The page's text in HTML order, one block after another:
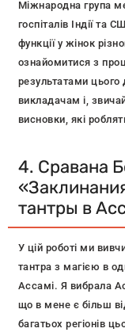
Міжнародна група
госпіталів Індії та
функції у жінок
ознайомитися з
результатами цього
викладачам і,
висновки, які
4. Сравана
тантры в
У цій роботі ми
тантра з магією в
Ассамі. Я вибрала
що в мене є більш
багатьох регіонів